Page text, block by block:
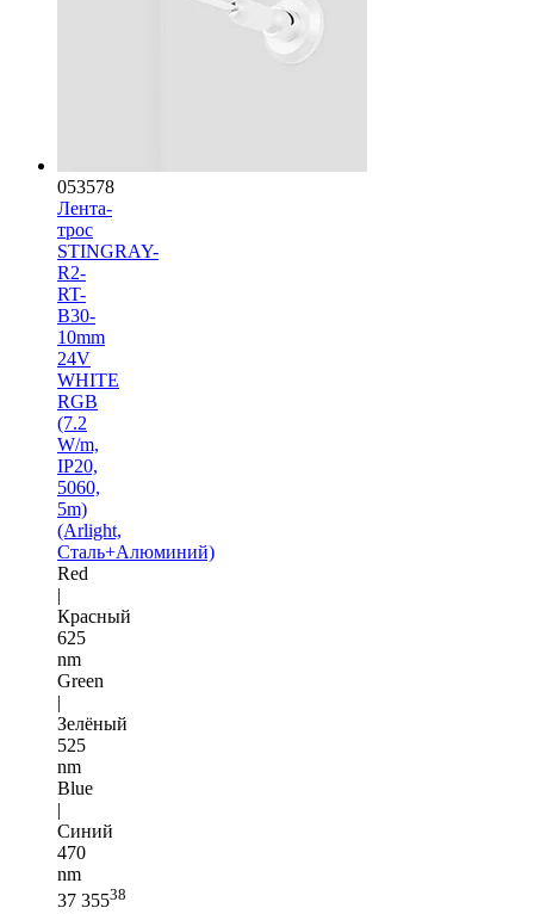
053578
Лента-
трос
STINGRAY-
R2-
RT-
B30-
10mm
24V
WHITE
RGB
(7.2
W/m,
IP20,
5060,
5m)
(Arlight,
Сталь+Алюминий)
Red
|
Красный
625
nm
Green
|
Зелёный
525
nm
Blue
|
Синий
470
nm
37 35538